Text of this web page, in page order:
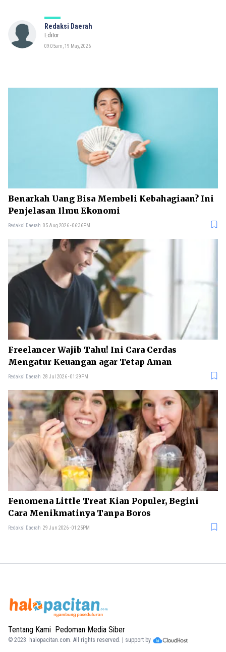
Redaksi Daerah
Editor
09:05am, 19 May, 2026
Benarkah Uang Bisa Membeli Kebahagiaan? Ini
Penjelasan Ilmu Ekonomi
Redaksi Daerah 05 Aug 2026 - 06:36PM
Freelancer Wajib Tahu! Ini Cara Cerdas
Mengatur Keuangan agar Tetap Aman
Redaksi Daerah 28 Jul 2026 - 01:39PM
Fenomena Little Treat Kian Populer, Begini
Cara Menikmatinya Tanpa Boros
Redaksi Daerah 29 Jun 2026 - 01:25PM
Tentang Kami Pedoman Media Siber
© 2023. halopacitan.com. All rights reserved. | support by